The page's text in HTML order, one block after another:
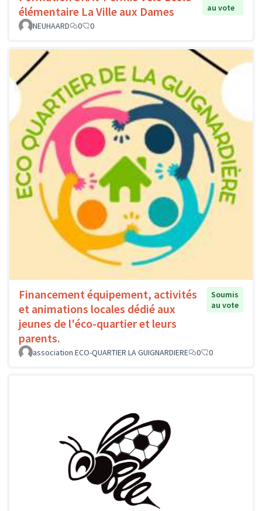
élémentaire La Ville aux Dames
au vote
NEUHAARD
0 0
Financement équipement, activités
et animations locales dédié aux
jeunes de l'éco-quartier et leurs
parents.
Soumis
au vote
association ECO-QUARTIER LA GUIGNARDIERE 0 0